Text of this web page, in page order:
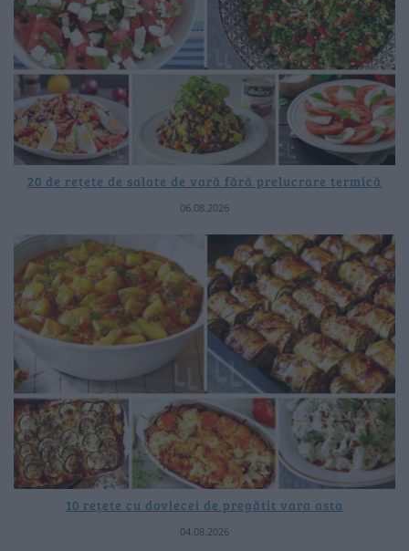
20 de rețete de salate de vară fără prelucrare termică
06.08.2026
10 rețete cu dovlecei de pregătit vara asta
04.08.2026